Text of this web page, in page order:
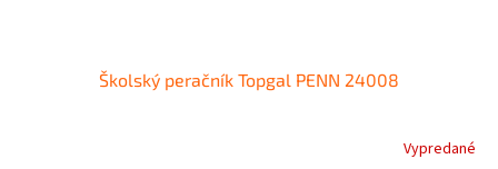
Školský peračník Topgal PENN 24008
Vypredané